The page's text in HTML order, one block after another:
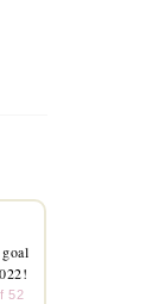
52